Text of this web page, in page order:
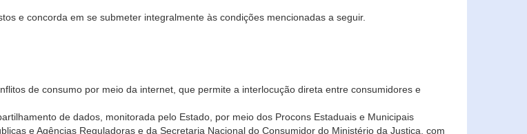
e concorda em se submeter integralmente às condições mencionadas a seguir.
de consumo por meio da internet, que permite a interlocução direta entre consumidores e
de dados, monitorada pelo Estado, por meio dos Procons Estaduais e Municipais
e Agências Reguladoras e da Secretaria Nacional do Consumidor do Ministério da Justiça, com